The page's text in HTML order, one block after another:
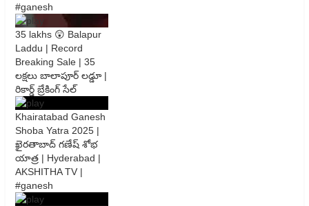
#ganesh
35 lakhs 😲 Balapur
Laddu | Record
Breaking Sale | 35
లక్షలు బాలాపూర్ లడ్డూ |
రికార్డ్ బ్రేకింగ్ సేల్
Khairatabad Ganesh
Shoba Yatra 2025 |
ఖైరతాబాద్ గణేష్ శోభ
యాత్ర | Hyderabad |
AKSHITHA TV |
#ganesh